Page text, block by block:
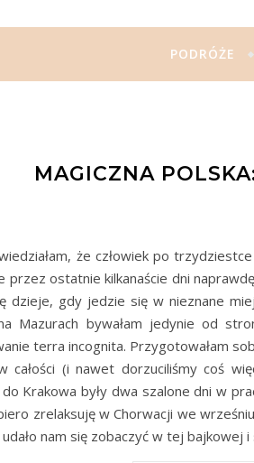
PODRÓŻE
MAGICZNA
że człowiek po trzydziestce
przez ostatnie kilkanaście dni
dzieje, gdy jedzie się w nieznane
Mazurach bywałam jedynie od
terra incognita. Przygotowałam
całości (i nawet dorzuciliśmy coś
Krakowa były dwa szalone dni w
zrelaksuję w Chorwacji we
nam się zobaczyć w tej bajkowej